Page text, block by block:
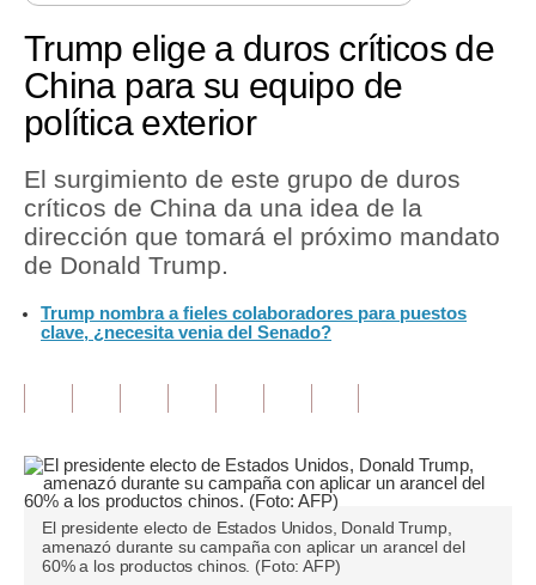
Perú
Política
Finanzas Personales
Inmobiliarias
Plus G
Blogs
Tendencias
Trump elige a duros críticos de
China para su equipo de
política exterior
El surgimiento de este grupo de duros
críticos de China da una idea de la
dirección que tomará el próximo mandato
de Donald Trump.
Trump nombra a fieles colaboradores para puestos
clave, ¿necesita venia del Senado?
El presidente electo de Estados Unidos, Donald Trump,
amenazó durante su campaña con aplicar un arancel del
60% a los productos chinos. (Foto: AFP)